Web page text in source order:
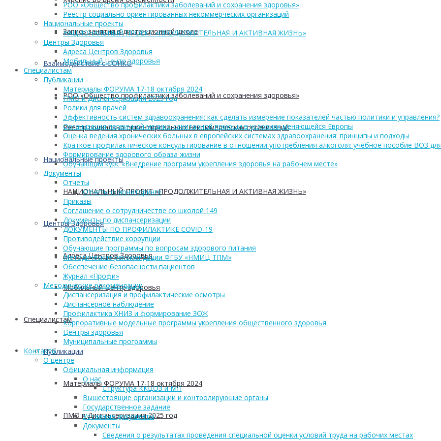
Запись занятия в дистанционной школе
Взаимодействие с СОНКО
РОО «Общество профилактики заболеваний и сохранения здоровья»
Реестр социально ориентированных некоммерческих организаций
Национальные проекты
НАЦИОНАЛЬНЫЙ ПРОЕКТ «ПРОДОЛЖИТЕЛЬНАЯ И АКТИВНАЯ ЖИЗНЬ»
Центры Здоровья
Адреса Центров Здоровья
Мобильный Центр здоровья
Cпециалистам
Публикации
Материалы ФОРУМА 17-18 октября 2024
ПМО и Диспансеризация 2025 год
РОО «Общество профилактики заболеваний и сохранения здоровья»
Реестр социально ориентированных некоммерческих организаций
Национальные проекты
НАЦИОНАЛЬНЫЙ ПРОЕКТ «ПРОДОЛЖИТЕЛЬНАЯ И АКТИВНАЯ ЖИЗНЬ»
Центры Здоровья
Адреса Центров Здоровья
Мобильный Центр здоровья
Cпециалистам
Публикации
Материалы ФОРУМА 17-18 октября 2024
ПМО и Диспансеризация 2025 год
Ролики для врачей
Эффективность систем здравоохранения: как сделать измерение показателей частью политики и управления?
Организация первичной медико-санитарной помощи в условиях меняющейся Европы
Оценка ведения хронических больных в европейских системах здравоохранения: принципы и подходы
Краткое профилактическое консультирование в отношении употребления алкоголя: учебное пособие ВОЗ
Формирование здорового образа жизни
Обучающий курс «Внедрение программ укрепления здоровья на рабочем месте»
Документы
Отчеты
Отчеты о мониторинге
Приказы
Соглашение о сотрудничестве со школой 149
Документы по диспансеризации
ДОКУМЕНТЫ ПО ПРОФИЛАКТИКЕ COVID-19
Противодействие коррупции
Обучающие программы по вопросам здорового питания
Методические рекомендации ФГБУ «НМИЦ ТПМ»
Обеспечение безопасности пациентов
Журнал «Профи»
Методические рекомендации
Диспансеризация и профилактические осмотры
Диспансерное наблюдение
Профилактика ХНИЗ и формирование ЗОЖ
Корпоративные модельные программы укрепления общественного здоровья
Центры здоровья
Муниципальные программы
Контакты
О центре
Официальная информация
О нас
Структура ККЦОЗ и МП
Вышестоящие организации и контролирующие органы
Государственное задание
Уставные документы
Документы
Сведения о результатах проведения специальной оценки условий труда на рабочих местах